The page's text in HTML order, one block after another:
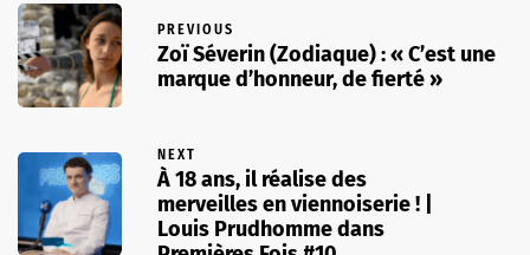
PREVIOUS
Zoï Séverin (Zodiaque) : « C’est une
marque d’honneur, de fierté »
NEXT
À 18 ans, il réalise des
merveilles en viennoiserie ! |
Louis Prudhomme dans